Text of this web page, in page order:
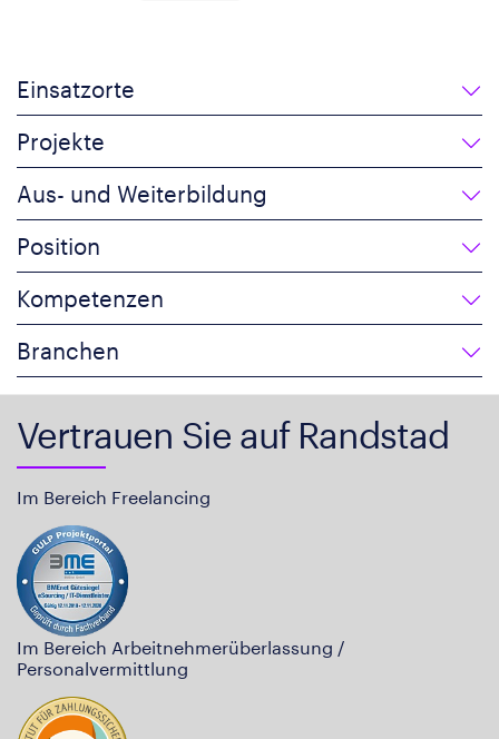
Einsatzorte
Projekte
Aus- und Weiterbildung
Position
Kompetenzen
Branchen
Vertrauen Sie auf Randstad
Im Bereich Freelancing
Im Bereich Arbeitnehmerüberlassung /
Personalvermittlung